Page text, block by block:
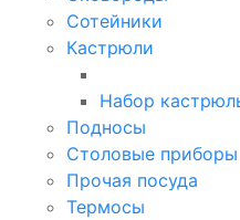
Сотейники
Кастрюли
Набор
Подносы
Столовые приборы
Прочая посуда
Термосы